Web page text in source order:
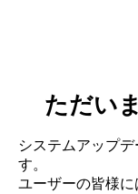
ただい
システムアップ
す。
ユーザーの皆様